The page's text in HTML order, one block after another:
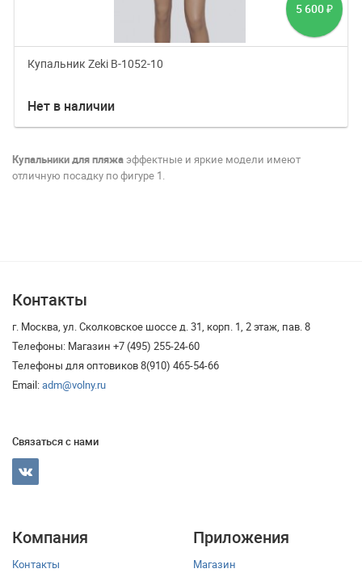
5 600 ₽
Купальник Zeki B-1052-10
Нет в наличии
Купальники для пляжаэффектные и яркие модели имеют
отличную посадку по фигуре 1.
Контакты
г. Москва, ул. Сколковское шоссе д. 31, корп. 1, 2 этаж, пав. 8
Телефоны: Магазин +7 (495) 255-24-60
Телефоны для оптовиков 8(910) 465-54-66
Email:adm@volny.ru
Связаться с нами
Компания
Контакты
Приложения
Магазин